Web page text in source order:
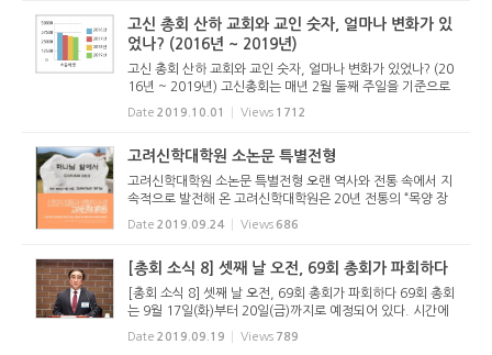
고신 총회 산하 교회와 교인 숫자, 얼마나 변화가 있
었나? (2016년 ~ 2019년)
고신 총회 산하 교회와 교인 숫자, 얼마나 변화가 있었나? (20
16년 ~ 2019년) 고신총회는 매년 2월 둘째 주일을 기준으로
각 노회의 상황을 보고 받는다. 노회가 제출하는 보고서에는
각종 통계를 보고하게 되어 있다. 각 교회에서 제출한 보고는
Date 2019.10.01 Views 1712
고려신학대학원 소논문 특별전형
고려신학대학원 소논문 특별전형 오랜 역사와 전통 속에서 지
속적으로 발전해 온 고려신학대학원은 20년 전통의 “목양 장
학회”(이사장 한진환 목사)와 협력하여 한국교회를 이끌고 갈
미래의 목회자를 선발하기 위하여 다음과 같이 소논문 특별
Date 2019.09.24 Views 686
[총회 소식 8] 셋째 날 오전, 69회 총회가 파회하다
[총회 소식 8] 셋째 날 오전, 69회 총회가 파회하다 69회 총회
는 9월 17일(화)부터 20일(금)까지로 예정되어 있다. 시간에
딱 맞게 진행되기 어려운 점, 혹시 모를 사안을 대비하여 넉넉
잡아 넷째 날 오전까지로 계획되어 있다. 대부분은 넷째 날까
Date 2019.09.19 Views 789